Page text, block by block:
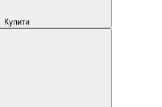
Купити